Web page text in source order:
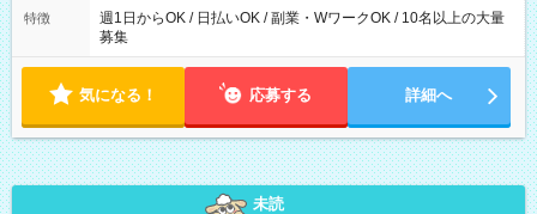
特徴
週1日からOK / 日払いOK / 副業・WワークOK / 10名以上の大量
募集
気になる！ 応募する 詳細へ
未読